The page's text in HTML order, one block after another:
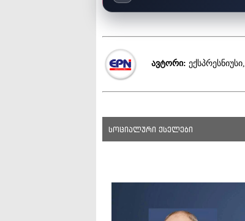
ავტორი: ექსპრესნიუსი,
სოციალური ქსელები